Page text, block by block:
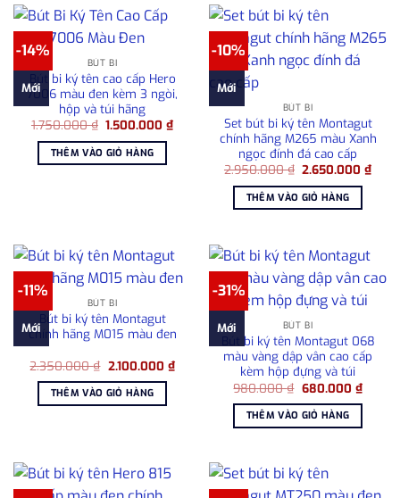
-14%
Mới
BÚT BI
Bút bi ký tên cao cấp Hero
7006 màu đen kèm 3 ngòi,
hộp và túi hãng
1.750.000₫ Giá
là:
1.750.000 ₫.
1.500.000₫Giá
hiện
1.500.000 ₫.
THÊM VÀO GIỎ HÀNG
-10%
Mới
BÚT BI
Set bút bi ký tên Montagut
chính hãng M265 màu Xanh
ngọc đính đá cao cấp
2.950.000₫ Giá
là:
2.950.000 ₫.
2.650.000₫Giá
hiện
THÊM VÀO GIỎ HÀNG
-11%
Mới
BÚT BI
Bút bi ký tên Montagut
chính hãng M015 màu đen
2.350.000₫ Giá
là:
2.350.000 ₫.
2.100.000 ₫Giá
hiện
THÊM VÀO GIỎ HÀNG
-31%
Mới BÚT BI
Bút bi ký tên Montagut 068
màu vàng dập vân cao cấp
kèm hộp đựng và túi
980.000₫ Giá
là:
980.000 ₫.
680.000 ₫Giá
hiện
THÊM VÀO GIỎ HÀNG